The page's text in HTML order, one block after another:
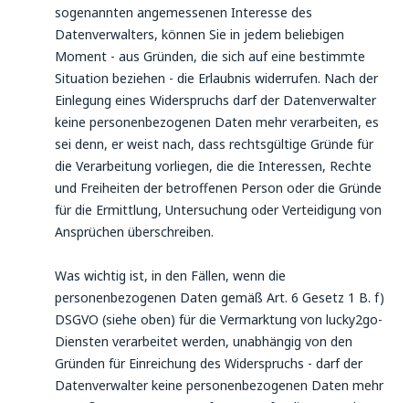
sogenannten angemessenen Interesse des
Datenverwalters, können Sie in jedem beliebigen
Moment - aus Gründen, die sich auf eine bestimmte
Situation beziehen - die Erlaubnis widerrufen. Nach der
Einlegung eines Widerspruchs darf der Datenverwalter
keine personenbezogenen Daten mehr verarbeiten, es
sei denn, er weist nach, dass rechtsgültige Gründe für
die Verarbeitung vorliegen, die die Interessen, Rechte
und Freiheiten der betroffenen Person oder die Gründe
für die Ermittlung, Untersuchung oder Verteidigung von
Ansprüchen überschreiben.
Was wichtig ist, in den Fällen, wenn die
personenbezogenen Daten gemäß Art. 6 Gesetz 1 B. f)
DSGVO (siehe oben) für die Vermarktung von lucky2go-
Diensten verarbeitet werden, unabhängig von den
Gründen für Einreichung des Widerspruchs - darf der
Datenverwalter keine personenbezogenen Daten mehr